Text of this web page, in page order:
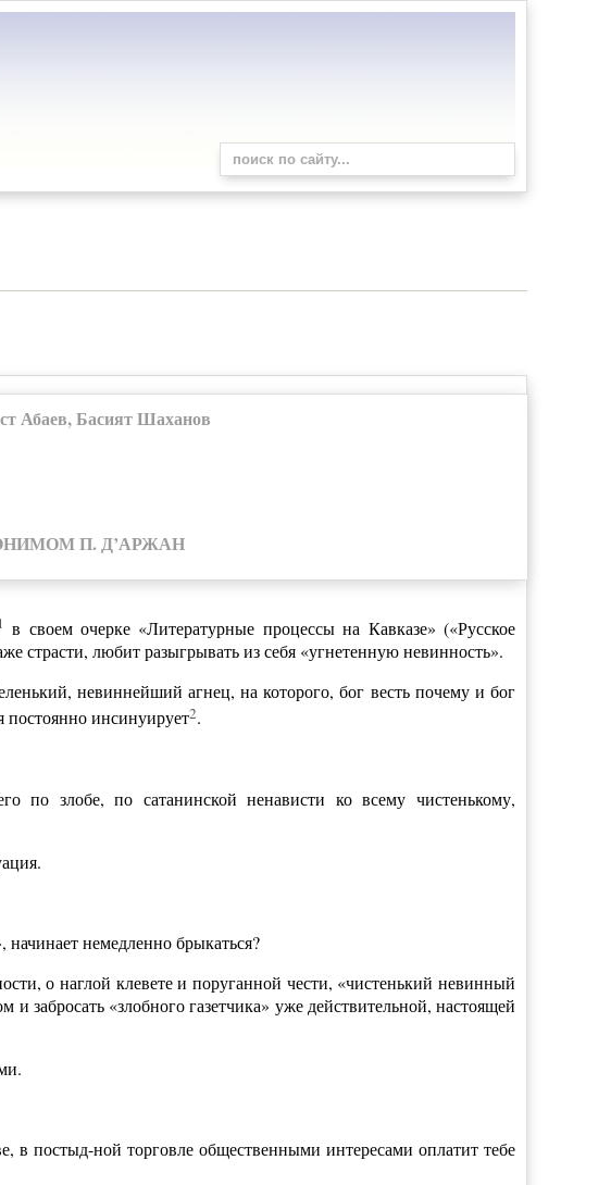
Абаев, Басият Шаханов
П. Д’АРЖАН
1 в своем очерке «Литературные процессы на Кавказе» («Русское
страсти, любит разыгрывать из себя «угнетенную невинность».
невиннейший агнец, на которого, бог весть почему и бог
постоянно инсинуирует2.
по злобе, по сатанинской ненависти ко всему чистенькому,
немедленно брыкаться?
о наглой клевете и поруганной чести, «чистенький невинный
забросать «злобного газетчика» уже действительной, настоящей
в постыд-ной торговле общественными интересами оплатит тебе